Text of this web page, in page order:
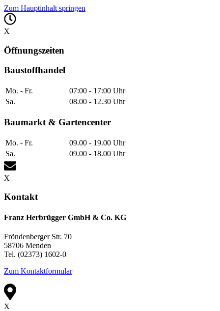
Zum Hauptinhalt springen
X
Öffnungszeiten
Baustoffhandel
Mo. - Fr.
07:00 - 17:00 Uhr
Sa.
08.00 - 12.30 Uhr
Baumarkt & Gartencenter
Mo. - Fr.
09.00 - 19.00 Uhr
Sa.
09.00 - 18.00 Uhr
X
Kontakt
Franz Herbrügger GmbH & Co. KG
Fröndenberger Str. 70
58706 Menden
Tel. (02373) 1602-0
Zum Kontaktformular
X